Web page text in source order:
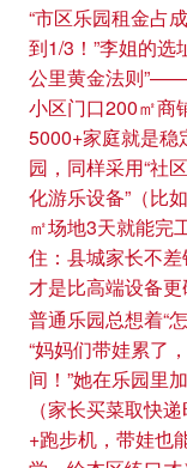
“市区乐园租金占
到1/3！”李姐的选
公里黄金法则”——
小区门口200㎡商
5000+家庭就是稳
园，同样采用“社
化游乐设备”（比
㎡场地3天就能完
住：县城家长不
才是比高端设备更
普通乐园总想着“
“妈妈们带娃累了
间！”她在乐园里
（家长买菜取快
+跑步机，带娃也